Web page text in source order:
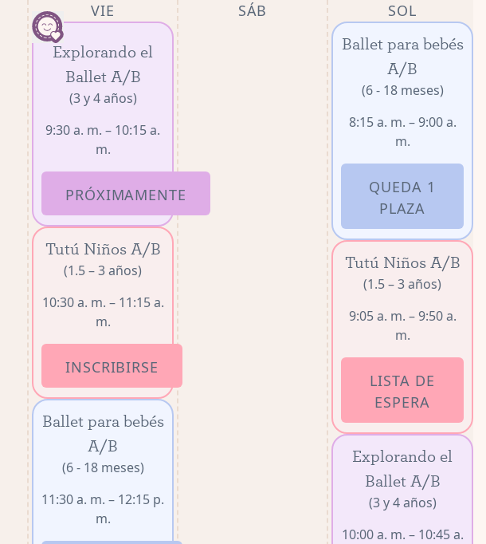
VIE
Explorando el
Ballet A/B
(3 y 4 años)
9:30 a. m. – 10:15 a.
m.
PRÓXIMAMENTE
Tutú Niños A/B
(1.5 – 3 años)
10:30 a. m. – 11:15 a.
m.
INSCRIBIRSE
Ballet para bebés
A/B
(6 - 18 meses)
11:30 a. m. – 12:15 p.
m.
SÁB SOL
Ballet para bebés
A/B
(6 - 18 meses)
8:15 a. m. – 9:00 a.
m.
QUEDA 1
PLAZA
Tutú Niños A/B
(1.5 – 3 años)
9:05 a. m. – 9:50 a.
m.
LISTA DE
ESPERA
Explorando el
Ballet A/B
(3 y 4 años)
10:00 a. m. – 10:45 a.